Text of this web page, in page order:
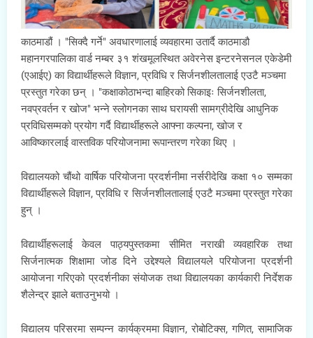
काठमाडौं । "सिक्दै गर्ने" अवधारणालाई व्यवहारमा उतार्दै काठमाडौ
महानगरपालिका वार्ड नम्बर ३१ शंखमूलस्थित अवेरनेस इन्टरनेसनल एकेडेमी
(एआईए) का विद्यार्थीहरूले विज्ञान, प्रविधि र सिर्जनशीलतालाई एउटै मञ्चमा
प्रस्तुत गरेका छन् । "कक्षाकोठाभन्दा बाहिरको सिकाइः सिर्जनशीलता,
नवप्रवर्तन र खोज" भन्ने स्लोगनका साथ घरायसी सामग्रीदेखि आधुनिक
प्रविधिसम्मको प्रयोग गर्दै विद्यार्थीहरूले आफ्ना कल्पना, खोज र
आविष्कारलाई वास्तविक परियोजनामा रूपान्तरण गरेका थिए ।
विद्यालयको चौंथो वार्षिक परियोजना प्रदर्शनीमा नर्सरीदेखि कक्षा १० सम्मका
विद्यार्थीहरूले विज्ञान, प्रविधि र सिर्जनशीलतालाई एउटै मञ्चमा प्रस्तुत गरेका
हुन् ।
विद्यार्थीहरूलाई केवल पाठ्यपुस्तकमा सीमित नराखी व्यवहारिक तथा
सिर्जनात्मक शिक्षामा जोड दिने उद्देश्यले विद्यालयले परियोजना प्रदर्शनी
आयोजना गरिएको प्रदर्शनीका संयोजक तथा विद्यालयका कार्यकारी निर्देशक
शैलेन्द्र झाले बताउनुभयो ।
विद्यालय परिसरमा सम्पन्न कार्यक्रममा विज्ञान, रोबोटिक्स, गणित, सामाजिक